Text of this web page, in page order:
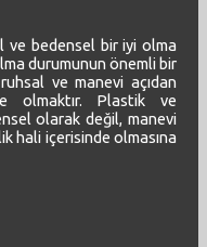
ve bedensel bir iyi olma
durumunun önemli bir
ve manevi açıdan
olmaktır. Plastik ve
olarak değil, manevi
hali içerisinde olmasına